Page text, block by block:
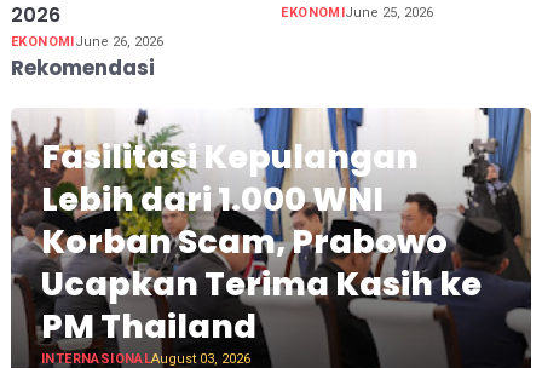
2026
EKONOMIJune 26, 2026
EKONOMIJune 25, 2026
Rekomendasi
Fasilitasi Kepulangan
Lebih dari 1.000 WNI
Korban Scam, Prabowo
Ucapkan Terima Kasih ke
PM Thailand
INTERNASIONALAugust 03, 2026